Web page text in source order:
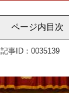
ページ内目次
記事ID：0035139